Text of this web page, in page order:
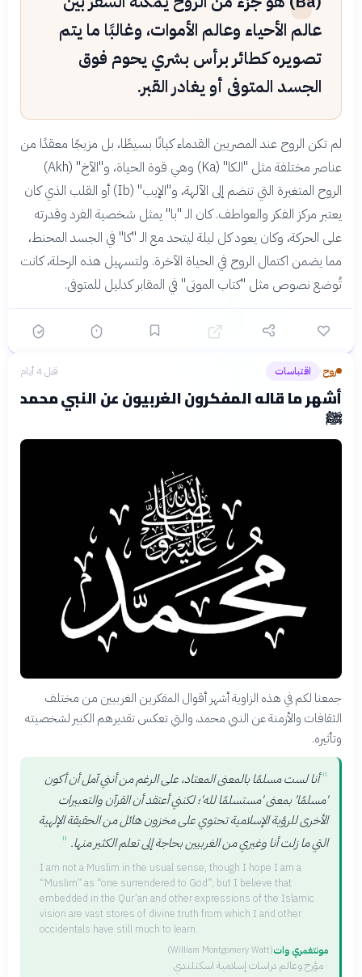
عالم الأحياء وعالم الأموات، وغالبًا ما يتم
تصويره كطائر برأس بشري يحوم فوق
الجسد المتوفى أو يغادر القبر.
لم تكن الروح عند المصريين القدماء كيانًا بسيطًا، بل مزيجًا معقدًا من
عناصر مختلفة مثل "الكا" (Ka) وهي قوة الحياة، و"الآخ" (Akh)
الروح المتغيرة التي تنضم إلى الآلهة، و"الإيب" (Ib) أو القلب الذي كان
يعتبر مركز الفكر والعواطف. كان الـ "با" يمثل شخصية الفرد وقدرته
على الحركة، وكان يعود كل ليلة ليتحد مع الـ "كا" في الجسد المحنط،
مما يضمن اكتمال الروح في الحياة الآخرة. ولتسهيل هذه الرحلة، كانت
تُوضع نصوص مثل "كتاب الموتى" في المقابر كدليل للمتوفى.
روح› اقتباسات قبل 4 أيام
أشهر ما قاله المفكرون الغربيون عن النبي محمد
ﷺ
جمعنا لكم في هذه الزاوية أشهر أقوال المفكرين الغربيين من مختلف
الثقافات والأزمنة عن النبي محمد، والتي تعكس تقديرهم الكبير لشخصيته
وتأثيره.
" أنا لست مسلمًا بالمعنى المعتاد، على الرغم من أنني آمل أن أكون
'مسلمًا' بمعنى 'مستسلمًا لله'؛ لكنني أعتقد أن القرآن والتعبيرات
الأخرى للرؤية الإسلامية تحتوي على مخزون هائل من الحقيقة الإلهية
التي ما زلت أنا وغيري من الغربيين بحاجة إلى تعلم الكثير منها. "
I am not a Muslim in the usual sense, though I hope I am a
“Muslim” as “one surrendered to God”; but I believe that
embedded in the Qur’an and other expressions of the Islamic
vision are vast stores of divine truth from which I and other
occidentals have still much to learn.
مونتغمري وات
(William Montgomery Watt)
· مؤرخ وعالم دراسات إسلامية اسكتلندي